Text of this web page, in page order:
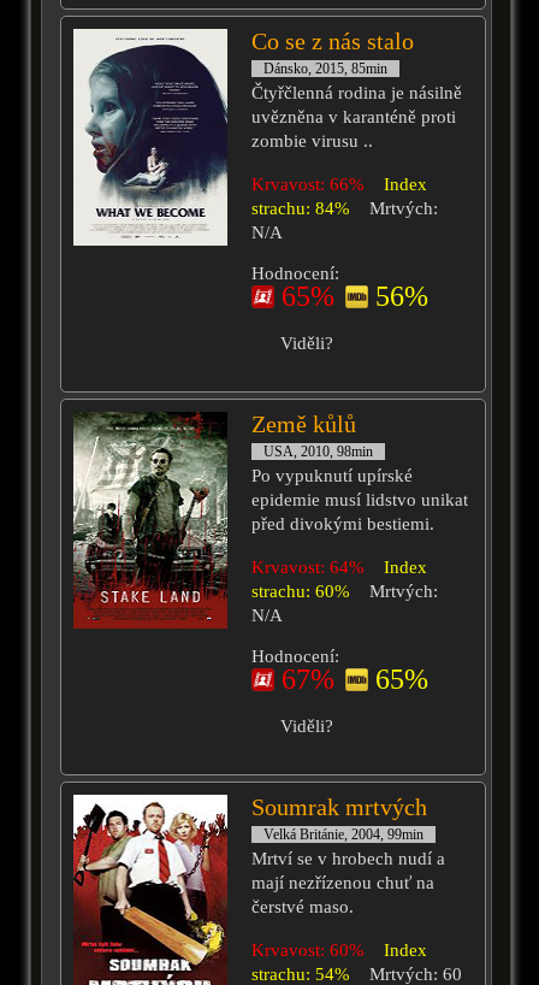
Co se z nás stalo
Dánsko, 2015, 85min
Čtyřčlenná rodina je násilně
uvězněna v karanténě proti
zombie virusu ..
Krvavost: 66%
Index
strachu: 84%
Mrtvých:
N/A
Hodnocení:
65% 56%
Viděli?
Země kůlů
USA, 2010, 98min
Po vypuknutí upírské
epidemie musí lidstvo unikat
před divokými bestiemi.
Krvavost: 64%
Index
strachu: 60%
Mrtvých:
N/A
Hodnocení:
67% 65%
Viděli?
Soumrak mrtvých
Velká Británie, 2004, 99min
Mrtví se v hrobech nudí a
mají nezřízenou chuť na
čerstvé maso.
Krvavost: 60%
Index
strachu: 54%
Mrtvých: 60